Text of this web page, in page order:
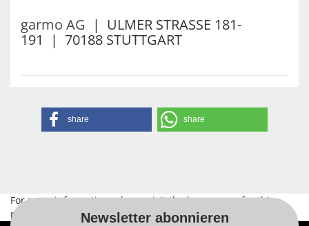
garmo AG | ULMER STRASSE 181-
191 | 70188 STUTTGART
share share
For more information, please visit thehome pagefor this
product.
Newsletter abonnieren